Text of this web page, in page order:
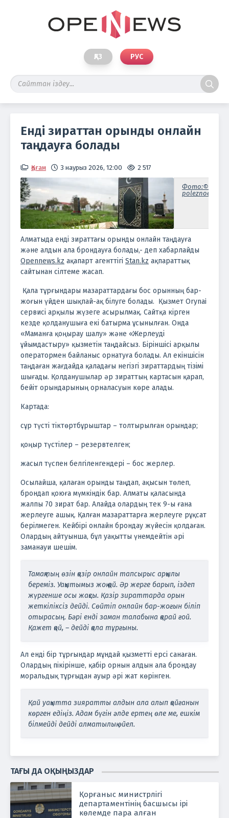
ҚАЗ РУС
Енді зираттан орынды онлайн
таңдауға болады
Қоғам 3 наурыз 2026, 12:00 2 517
Фото:©
poleznoe
Алматыда енді зираттағы орынды онлайн таңдауға
және алдын ала брондауға болады,- деп хабарлайды
Opennews.kz ақапарт агенттігі Stan.kz ақпараттық
сайтынан сілтеме жасап.
Қала тұрғындары мазараттардағы бос орынның бар-
жоғын үйден шықпай-ақ білуге болады. Қызмет Orynai
сервисі арқылы жүзеге асырылмақ. Сайтқа кірген
кезде қолданушыға екі батырма ұсынылған. Онда
«Маманға қоңырау шалу» және «Жерлеуді
ұйымдастыру» қызметін таңдайсыз. Біріншісі арқылы
оператормен байланыс орнатуға болады. Ал екіншісін
таңдаған жағдайда қаладағы негізгі зираттардың тізімі
шығады. Қолданушылар әр зираттың картасын қарап,
бейіт орындарының орналасуын көре алады.
Картада:
сұр түсті тіктөртбұрыштар – толтырылған орындар;
қоңыр түстілер – резервтелген;
жасыл түспен белгіленгендері – бос жерлер.
Осылайша, қалаған орынды таңдап, ақысын төлеп,
брондап қоюға мүмкіндік бар. Алматы қаласында
жалпы 70 зират бар. Алайда олардың тек 9-ы ғана
жерлеуге ашық. Қалған мазараттарға жерлеуге рұқсат
берілмеген. Кейбірі онлайн брондау жүйесін қолдаған.
Олардың айтуынша, бұл уақытты үнемдейтін әрі
заманауи шешім.
Тамақтың өзін қазір онлайн тапсырыс арқылы
береміз. Уақытымыз жоқ қой. Әр жерге барып, іздеп
жүргенше осы жақсы. Қазір зираттарда орын
жеткіліксіз дейді. Сөйтіп онлайн бар-жоғын біліп
отырасың. Бәрі енді заман талабына қарай ғой.
Қажет қой, – дейді қала тұрғыны.
Ал енді бір тұрғындар мұндай қызметті ерсі санаған.
Олардың пікірінше, қабір орнын алдын ала брондау
моральдық тұрғыдан ауыр әрі жат көрінген.
Қай уақытта зияратты алдын ала алып қойғанын
көрген едіңіз. Адам бүгін әлде ертең өле ме, ешкім
білмейді дейді алматылық әйел.
ТАҒЫ ДА ОҚЫҢЫЗДАР
Қорғаныс министрлігі
департаментінің басшысы ірі
көлемде пара алған